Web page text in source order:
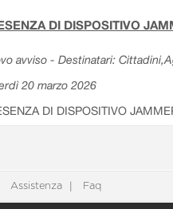
DI DISPOSITIVO
avviso - Destinatari:
20 marzo 2026
DI DISPOSITIVO
Assistenza Faq